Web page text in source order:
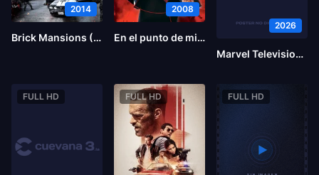
2014
Brick Mansions (La fortaleza)
2008
En el punto de mira
2026
Marvel Television presenta The Punisher: One Last Kill
FULL HD FULL HD FULL HD